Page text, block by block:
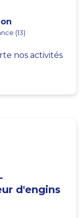
(13)
nos activités
d'engins